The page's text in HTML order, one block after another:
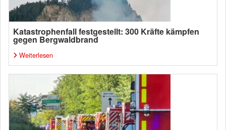
Katastrophenfall festgestellt: 300 Kräfte kämpfen
gegen Bergwaldbrand
Weiterlesen